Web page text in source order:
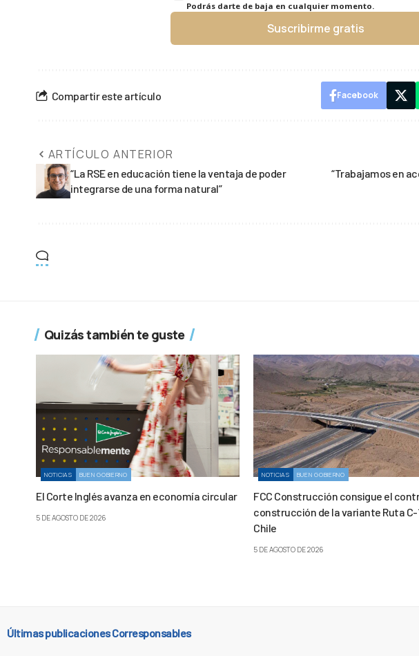
Podrás darte de baja en cualquier momento.
Suscribirme gratis
Compartir este artículo Facebook
ARTÍCULO ANTERIOR
“La RSE en educación tiene la ventaja de poder
integrarse de una forma natural”
“Trabajamos en
Quizás también te guste
NOTICIAS BUEN GOBIERNO
El Corte Inglés avanza en economía circular
5 DE AGOSTO DE 2026
NOTICIAS BUEN GOBIERNO
FCC Construcción consigue el
construcción de la variante Ruta C-
Chile
5 DE AGOSTO DE 2026
Últimas publicaciones Corresponsables